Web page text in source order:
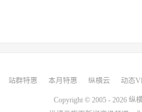
站群特惠 本月特惠 纵横云 动态
Copyright © 2005 - 2026 纵